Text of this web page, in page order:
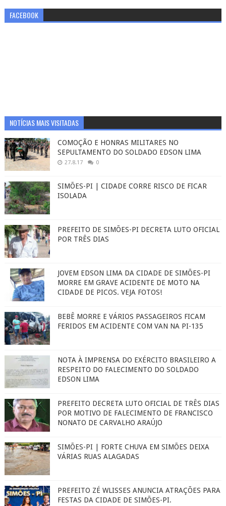
FACEBOOK
NOTÍCIAS MAIS VISITADAS
COMOÇÃO E HONRAS MILITARES NO
SEPULTAMENTO DO SOLDADO EDSON LIMA
27.8.17 0
SIMÕES-PI | CIDADE CORRE RISCO DE FICAR
ISOLADA
PREFEITO DE SIMÕES-PI DECRETA LUTO OFICIAL
POR TRÊS DIAS
JOVEM EDSON LIMA DA CIDADE DE SIMÕES-PI
MORRE EM GRAVE ACIDENTE DE MOTO NA
CIDADE DE PICOS. VEJA FOTOS!
BEBÊ MORRE E VÁRIOS PASSAGEIROS FICAM
FERIDOS EM ACIDENTE COM VAN NA PI-135
NOTA À IMPRENSA DO EXÉRCITO BRASILEIRO A
RESPEITO DO FALECIMENTO DO SOLDADO
EDSON LIMA
PREFEITO DECRETA LUTO OFICIAL DE TRÊS DIAS
POR MOTIVO DE FALECIMENTO DE FRANCISCO
NONATO DE CARVALHO ARAÚJO
SIMÕES-PI | FORTE CHUVA EM SIMÕES DEIXA
VÁRIAS RUAS ALAGADAS
PREFEITO ZÉ WLISSES ANUNCIA ATRAÇÕES PARA
FESTAS DA CIDADE DE SIMÕES-PI.